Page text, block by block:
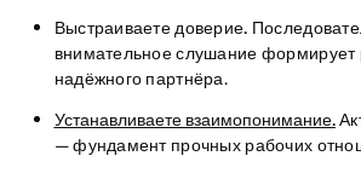
Выстраиваете доверие.
внимательное слушание формирует
надёжного партнёра.
Устанавливаете взаимопонимание.
— фундамент прочных рабочих